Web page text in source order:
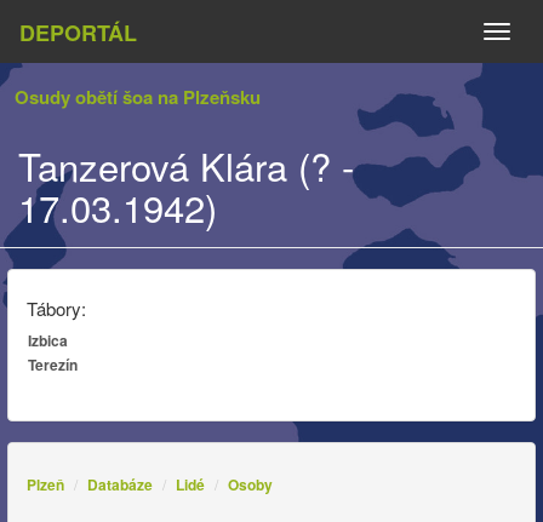
DEPORTÁL
Osudy obětí šoa na Plzeňsku
Tanzerová Klára (? -
17.03.1942)
Tábory:
Izbica
Terezín
Plzeň Databáze Lidé Osoby